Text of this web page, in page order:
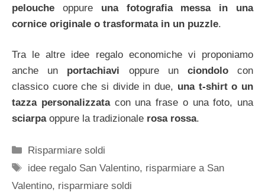
pelouche oppure una fotografia messa in una
cornice originale o trasformata in un puzzle.
Tra le altre idee regalo economiche vi proponiamo
anche un portachiavi oppure un ciondolocon
classico cuore che si divide in due, una t-shirt o un
tazza personalizzatacon una frase o una foto, una
sciarpaoppure la tradizionale rosa rossa.
Categorie
Risparmiare soldi
Tag
idee regalo San Valentino, risparmiare a San
Valentino, risparmiare soldi